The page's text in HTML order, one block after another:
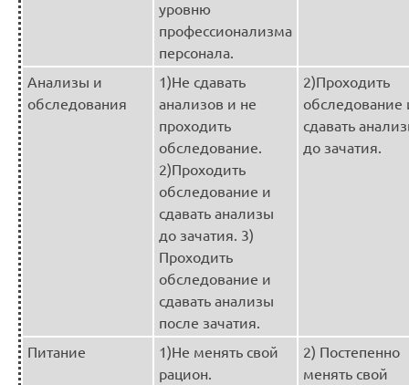
уровню
профессионализма
персонала.
Анализы и
обследования
1)Не сдавать
анализов и не
проходить
обследование.
2)Проходить
обследование и
сдавать анализы
до зачатия. 3)
Проходить
обследование и
сдавать анализы
после зачатия.
2)Проходить
обследование
сдавать
до зачатия.
Питание
1)Не менять свой
рацион.
2) Постепенно
менять свой